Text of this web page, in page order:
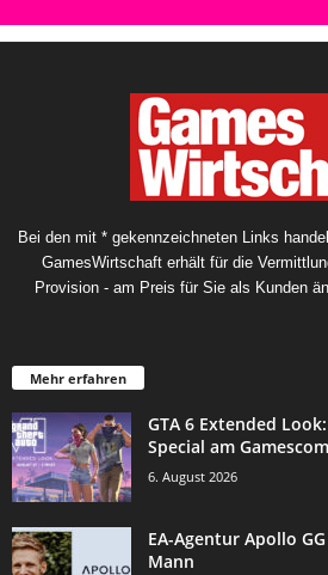
Bei den mit * gekennzeichneten Links
GamesWirtschaft erhält für die
Provision - am Preis für Sie als Kunden
Mehr erfahren
GTA 6 Extended
Special am
6. August 2026
EA-Agentur Apollo
Mann